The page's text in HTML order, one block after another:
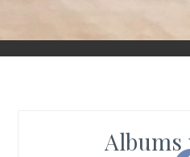
Albums